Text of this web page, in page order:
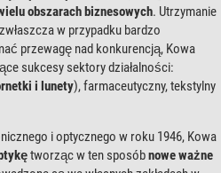
obszarach biznesowych. Utrzymanie
w przypadku bardzo
przewagę nad konkurencją, Kowa
sukcesy sektory działalności:
i lunety), farmaceutyczny, tekstylny
i optycznego w roku 1946, Kowa
tworząc w ten sposóbnowe ważne